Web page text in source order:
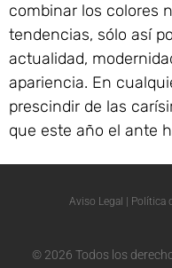
combinar los colores
tendencias, sólo así
actualidad,
apariencia. En
prescindir de las
que este año el ante
Aviso Legal Política
© 2026 Todos los